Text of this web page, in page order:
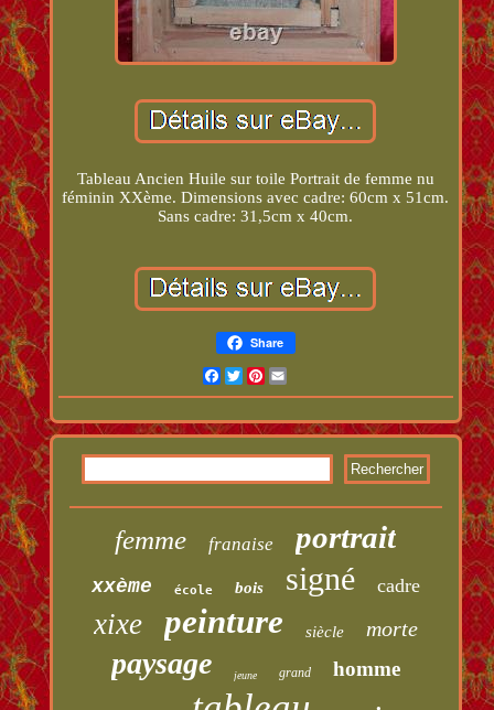
Tableau Ancien Huile sur toile Portrait de femme nu
féminin XXème. Dimensions avec cadre: 60cm x 51cm.
Sans cadre: 31,5cm x 40cm.
Share
Facebook
TwitterPinterest
femme franaise portrait
xxème école bois signé cadre
xixe peinture siècle morte
paysage jeune grand homme